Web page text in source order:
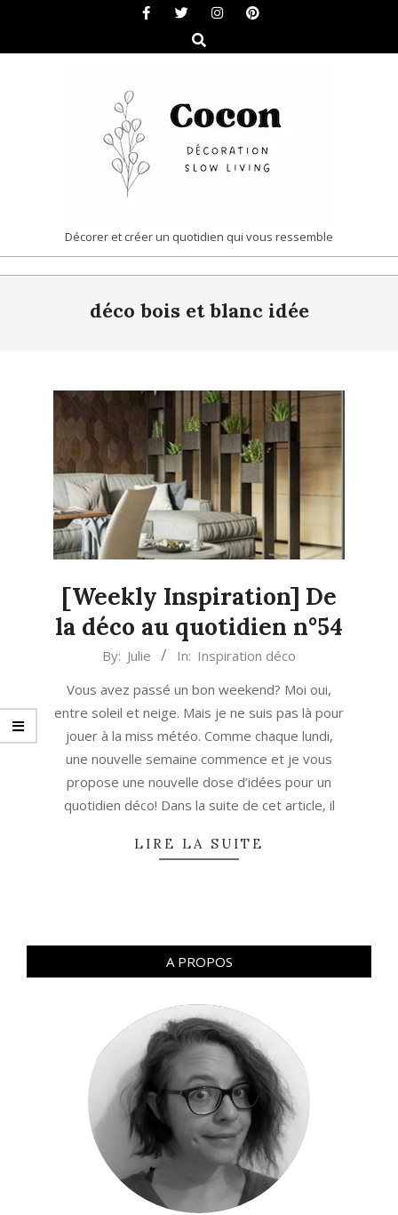
content
Search
COCON
|
DÉCORATION
LIVING
Décorer et créer un quotidien qui vous ressemble
déco bois et blanc idée
[Weekly Inspiration] De
la déco au quotidien n°54
By: Julie In: Inspiration déco
Vous avez passé un bon weekend? Moi oui,
entre soleil et neige. Mais je ne suis pas là pour
jouer à la miss météo. Comme chaque lundi,
une nouvelle semaine commence et je vous
propose une nouvelle dose d’idées pour un
quotidien déco! Dans la suite de cet article, il
LIRE LA SUITE
A PROPOS